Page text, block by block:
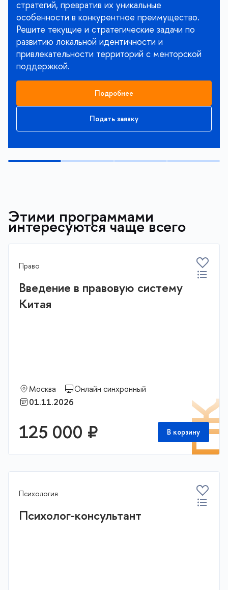
стратегий, превратив их уникальные
особенности в конкурентное преимущество.
Решите текущие и стратегические задачи по
развитию локальной идентичности и
привлекательности территорий с менторской
поддержкой.
Подробнее
Подать заявку
Этими программами
интересуются чаще всего
Право
Введение в правовую систему
Китая
Москва
Онлайн синхронный
01.11.2026
125 000 ₽ В корзину
Психология
Психолог-консультант